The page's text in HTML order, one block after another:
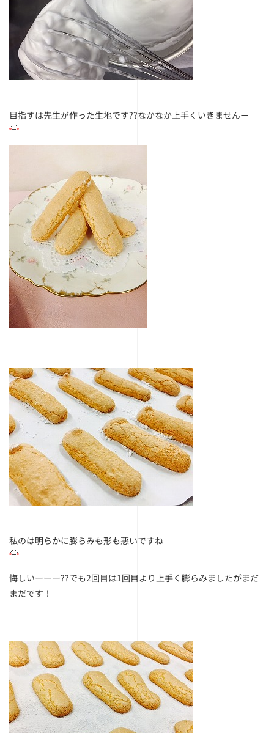
目指すは先生が作った生地です??なかなか上手くいきませんー
私のは明らかに膨らみも形も悪いですね
悔しいーーー??でも2回目は1回目より上手く膨らみましたがまだ
まだです！